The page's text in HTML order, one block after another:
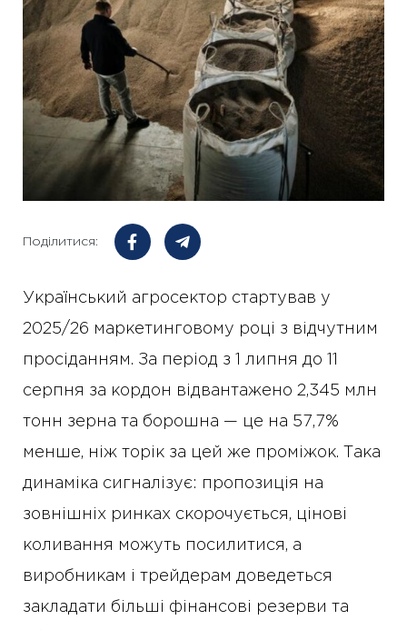
Поділитися:
Український агросектор стартував у
2025/26 маркетинговому році з відчутним
просіданням. За період з 1 липня до 11
серпня за кордон відвантажено 2,345 млн
тонн зерна та борошна — це на 57,7%
менше, ніж торік за цей же проміжок. Така
динаміка сигналізує: пропозиція на
зовнішніх ринках скорочується, цінові
коливання можуть посилитися, а
виробникам і трейдерам доведеться
закладати більші фінансові резерви та